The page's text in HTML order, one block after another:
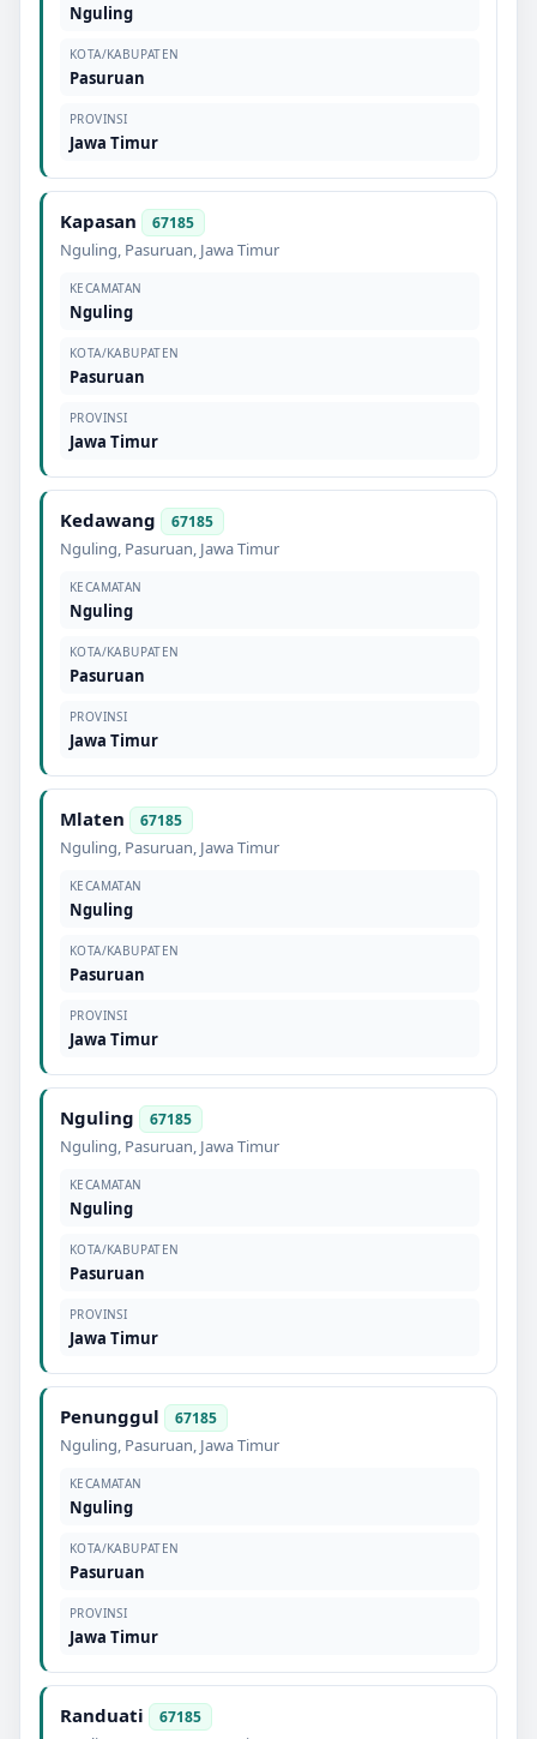
Nguling
KOTA/KABUPATEN
Pasuruan
PROVINSI
Jawa Timur
Kapasan 67185
Nguling, Pasuruan, Jawa Timur
KECAMATAN
Nguling
KOTA/KABUPATEN
Pasuruan
PROVINSI
Jawa Timur
Kedawang 67185
Nguling, Pasuruan, Jawa Timur
KECAMATAN
Nguling
KOTA/KABUPATEN
Pasuruan
PROVINSI
Jawa Timur
Mlaten 67185
Nguling, Pasuruan, Jawa Timur
KECAMATAN
Nguling
KOTA/KABUPATEN
Pasuruan
PROVINSI
Jawa Timur
Nguling 67185
Nguling, Pasuruan, Jawa Timur
KECAMATAN
Nguling
KOTA/KABUPATEN
Pasuruan
PROVINSI
Jawa Timur
Penunggul 67185
Nguling, Pasuruan, Jawa Timur
KECAMATAN
Nguling
KOTA/KABUPATEN
Pasuruan
PROVINSI
Jawa Timur
Randuati 67185